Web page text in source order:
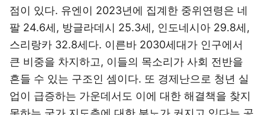
점이 있다. 유엔이 2023년에 집계한 중위연령은 네
팔 24.6세, 방글라데시 25.3세, 인도네시아 29.8세,
스리랑카 32.8세다. 이른바 2030세대가 인구에서
큰 비중을 차지하고, 이들의 목소리가 사회 전반을
흔들 수 있는 구조인 셈이다. 또 경제난으로 청년 실
업이 급증하는 가운데서도 이에 대한 해결책을 찾지